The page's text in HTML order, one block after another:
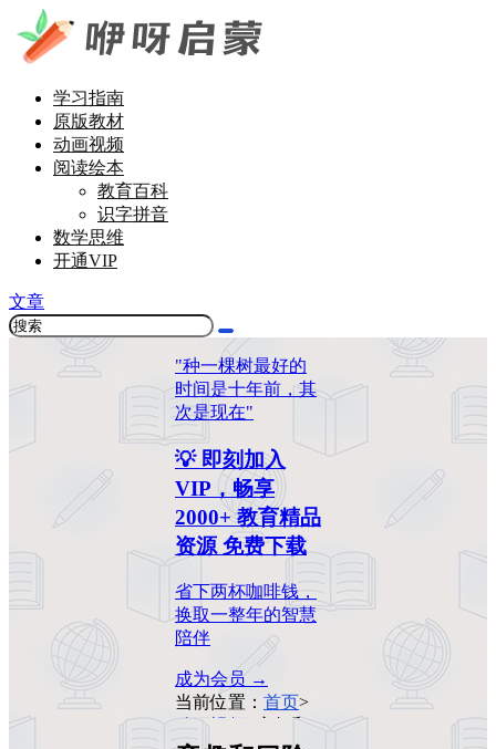
学习指南
原版教材
动画视频
阅读绘本
教育百科
识字拼音
数学思维
开通VIP
文章
"种一棵树最好的
时间是十年前，其
次是现在"
💡 即刻加入
VIP，畅享
2000+ 教育精品
资源 免费下载
省下两杯咖啡钱，
换取一整年的智慧
陪伴
成为会员 →
当前位置： 首页>
动画视频
童趣和